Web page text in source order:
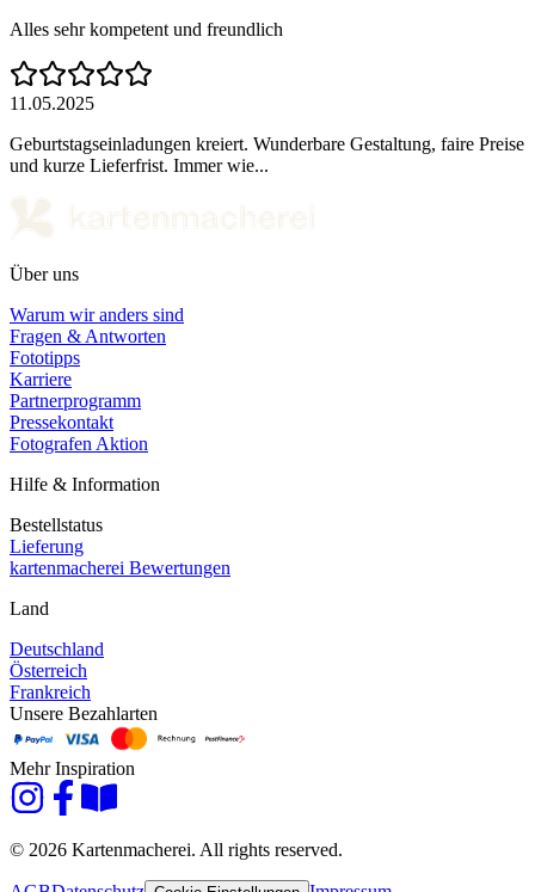
Alles sehr kompetent und freundlich
11.05.2025
Geburtstagseinladungen kreiert. Wunderbare Gestaltung, faire Preise
und kurze Lieferfrist. Immer wie...
Über uns
Warum wir anders sind
Fragen & Antworten
Fototipps
Karriere
Partnerprogramm
Pressekontakt
Fotografen Aktion
Hilfe & Information
Bestellstatus
Lieferung
kartenmacherei Bewertungen
Land
Deutschland
Österreich
Frankreich
Unsere Bezahlarten
Mehr Inspiration
© 2026 Kartenmacherei. All rights reserved.